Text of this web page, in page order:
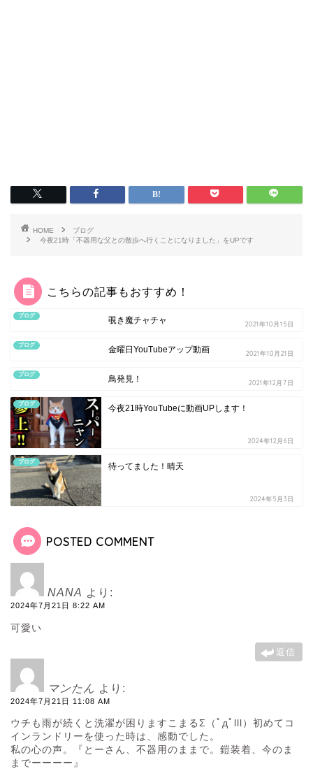
HOME
ブログ
今夜21時「不器用な父との散歩へ行くことになりました」をUPです
こちらの記事もおすすめ！
ブログ 覗き魔チャチャ 2021年10月15日
ブログ 金曜日YouTubeアップ動画 2021年10月21日
ブログ 鳥発見！ 2021年12月7日
ブログ 今夜21時YouTubeに動画UPします！
2024年12月6日
ブログ 待ってました！晴天
2024年5月3日
POSTED COMMENT
NANA より:
2024年7月21日 8:22 AM
可愛い
返信
マンたん より:
2024年7月21日 11:08 AM
ウチも雨が続くと洗濯が困りますこまるΣ（ﾟдﾟlll）初めてコ
インランドリーを使った時は、感動でした。
私の心の声。『とーさん、不器用のままで。鎧装着、今のま
までーーーー』